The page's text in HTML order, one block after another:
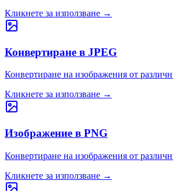
Кликнете за използване →
Конвертиране в JPEG
Конвертиране на изображения от
Кликнете за използване →
Изображение в PNG
Конвертиране на изображения от
Кликнете за използване →